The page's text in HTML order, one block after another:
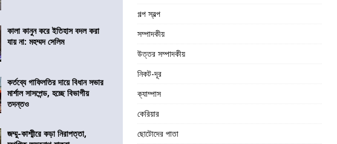
কালা কানুন করে ইতিহাস বদল করা
যায় না: মহম্মদ সেলিম
কর্তব্যে গাফিলতির দায়ে বিধান সভার
মার্শাল সাসপেন্ড, হচ্ছে বিভাগীয়
তদন্তও
জম্মু-কাশ্মীরে কড়া নিরাপত্তা,
গল্প স্বল্প
সম্পাদকীয়
উত্তর সম্পাদকীয়
নিকট-দূর
ক্যাম্পাস
কেরিয়ার
ছোটোদের পাতা